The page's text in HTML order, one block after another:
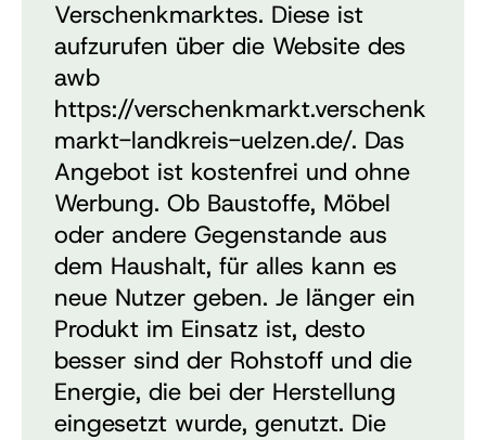
Verschenkmarktes. Diese ist
aufzurufen über die Website des
awb
https://verschenkmarkt.verschenk
markt-landkreis-uelzen.de/. Das
Angebot ist kostenfrei und ohne
Werbung. Ob Baustoffe, Möbel
oder andere Gegenstande aus
dem Haushalt, für alles kann es
neue Nutzer geben. Je länger ein
Produkt im Einsatz ist, desto
besser sind der Rohstoff und die
Energie, die bei der Herstellung
eingesetzt wurde, genutzt. Die